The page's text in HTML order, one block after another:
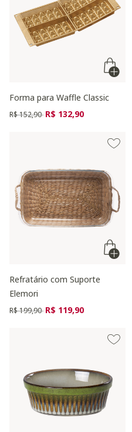
Forma para Waffle Classic
Preço reduzido de
R$ 152,90 para
R$ 132,90
Refratário com Suporte
Elemori
Preço reduzido de
R$ 199,90 para
R$ 119,90